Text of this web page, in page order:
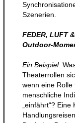
Szenerien.
FEDER, LUFT
Outdoor-
Ein Beispiel:
Theaterrollen
wenn eine
menschliche
„einfährt“?